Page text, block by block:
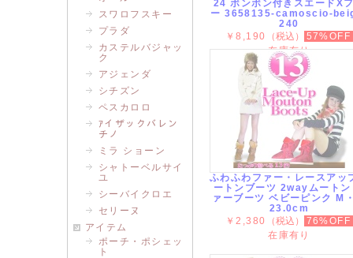
24 ボンボン付きスエードX
ー 3658135-camoscio-
240
￥8,190
（税込）
57%OFF
在庫有り
ふわふわファー・レースアッ
ートンブーツ 2wayムート
ァーブーツ ベビーピンク M
23.0cm
￥2,380
（税込）
76%OFF
在庫有り
スワロフスキー
プラダ
カステルバジャッ
ク
アジェンダ
シチズン
ペスカロロ
ｱイザックバレン
チノ
ミラ ショーン
シャトーベルサイ
ユ
シーバイクロエ
セリーヌ
アイテム
ポーチ・ポシェッ
ト